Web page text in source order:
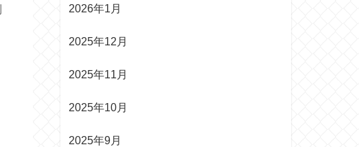
2026年1月
2025年12月
2025年11月
2025年10月
2025年9月